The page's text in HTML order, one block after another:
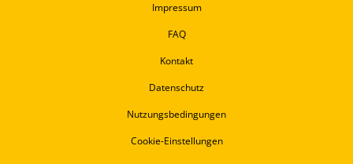
Impressum
FAQ
Kontakt
Datenschutz
Nutzungsbedingungen
Cookie-Einstellungen